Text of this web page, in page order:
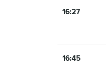
16:27
16:45